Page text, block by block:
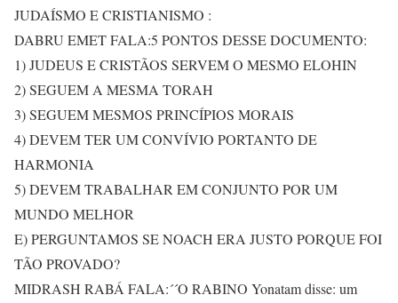
JUDAÍSMO E CRISTIANISMO :
DABRU EMET FALA:5 PONTOS DESSE DOCUMENTO:
1) JUDEUS E CRISTÃOS SERVEM O MESMO ELOHIN
2) SEGUEM A MESMA TORAH
3) SEGUEM MESMOS PRINCÍPIOS MORAIS
4) DEVEM TER UM CONVÍVIO PORTANTO DE
HARMONIA
5) DEVEM TRABALHAR EM CONJUNTO POR UM
MUNDO MELHOR
E) PERGUNTAMOS SE NOACH ERA JUSTO PORQUE FOI
TÃO PROVADO?
MIDRASH RABÁ FALA:´´O RABINO Yonatam disse: um